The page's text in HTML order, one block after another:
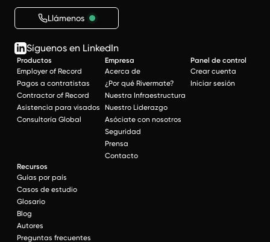
Llámenos
Síguenos en LinkedIn
Productos
Employer of Record
Pagos a contratistas
Contractor of Record
Asistencia para visados
Consultoría Global
Empresa
Acerca de
¿Por qué Rivermate?
Nuestra Infraestructura
Nuestro Liderazgo
Asóciate con nosotros
Seguridad
Prensa
Contacto
Panel de control
Crear cuenta
Iniciar sesión
Recursos
Guías por país
Casos de estudio
Glosario
Blog
Autores
Preguntas frecuentes